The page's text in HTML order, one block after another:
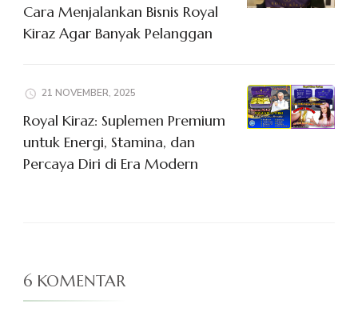
Cara Menjalankan Bisnis Royal
Kiraz Agar Banyak Pelanggan
21 NOVEMBER, 2025
Royal Kiraz: Suplemen Premium
untuk Energi, Stamina, dan
Percaya Diri di Era Modern
6 KOMENTAR